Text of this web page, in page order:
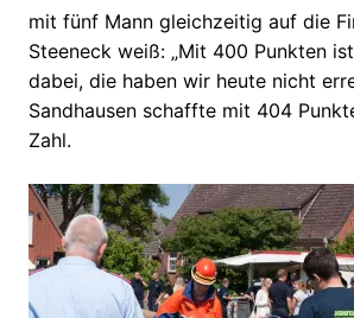
mit fünf Mann gleichzeitig auf die
Steeneck weiß: „Mit 400 Punkten
dabei, die haben wir heute nicht
Sandhausen schaffte mit 404
Zahl.